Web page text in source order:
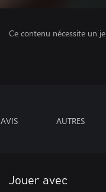
Ce contenu nécessite un
AVIS AUTRES
Jouer avec